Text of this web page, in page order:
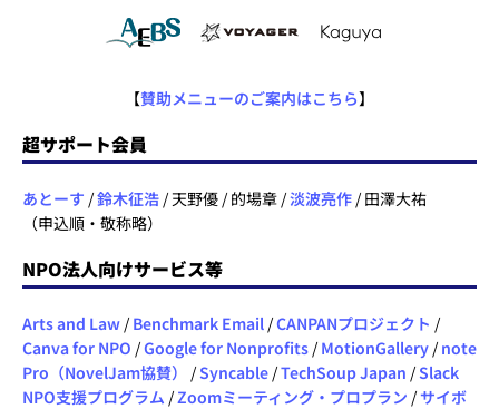
【賛助メニューのご案内はこちら】
超サポート会員
あとーす /鈴木征浩 / 天野優 / 的場章 /淡波亮作 / 田澤大祐
（申込順・敬称略）
NPO法人向けサービス等
Arts and Law / Benchmark Email /CANPANプロジェクト /
Canva for NPO /Google for Nonprofits / MotionGallery / note
Pro（NovelJam協賛）
/Syncable /TechSoup Japan /Slack
NPO支援プログラム /Zoomミーティング・プロプラン /サイボ